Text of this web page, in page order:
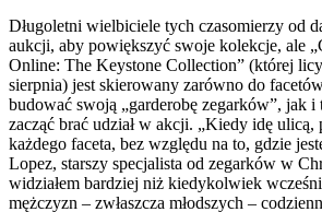
Długoletni wielbiciele tych czasomierzy od
aukcji, aby powiększyć swoje kolekcje, ale
Online: The Keystone Collection” (której
sierpnia) jest skierowany zarówno do
budować swoją „garderobę zegarków”, jak i
zacząć brać udział w akcji. „Kiedy idę ulicą,
każdego faceta, bez względu na to, gdzie
Lopez, starszy specjalista od zegarków w
widziałem bardziej niż kiedykolwiek
mężczyzn – zwłaszcza młodszych –